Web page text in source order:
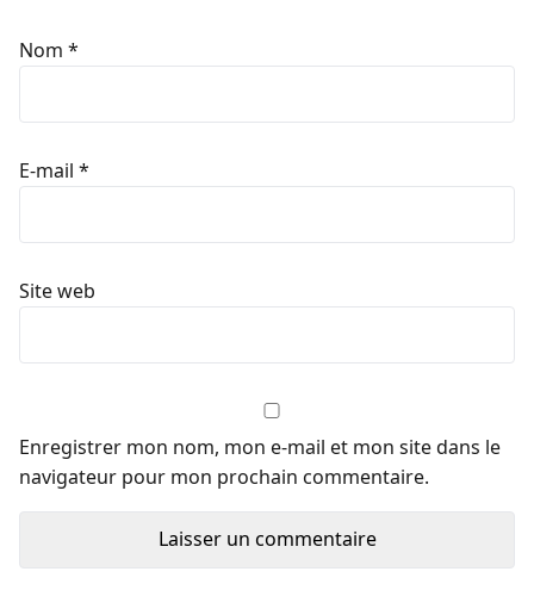
Nom *
E-mail *
Site web
Enregistrer mon nom, mon e-mail et mon site dans le
navigateur pour mon prochain commentaire.